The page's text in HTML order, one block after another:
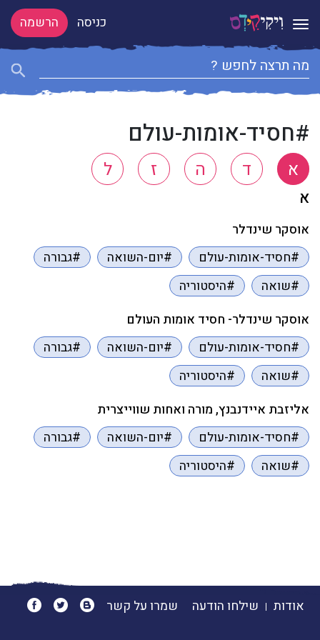
Toggle navigation כניסה הרשמה
#חסיד-אומות-עולם
א ד ה ז ל
א
אוסקר שינדלר
#חסיד-אומות-עולם
#יום-השואה
#גבורה
#שואה
#היסטוריה
אוסקר שינדלר- חסיד אומות העולם
#חסיד-אומות-עולם
#יום-השואה
#גבורה
#שואה
#היסטוריה
אליזבת איידנבנץ, מורה ואחות שווייצרית
#חסיד-אומות-עולם
#יום-השואה
#גבורה
#שואה
#היסטוריה
אודות שילחו הודעה שמרו על קשר